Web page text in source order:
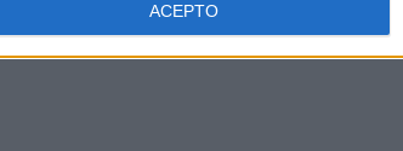
ACEPTO